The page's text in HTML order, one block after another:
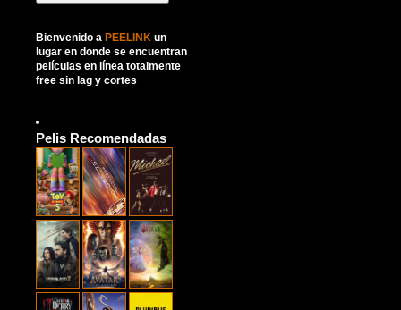
Bienvenido a PEELINK un
lugar en donde se encuentran
películas en línea totalmente
free sin lag y cortes
Pelis Recomendadas